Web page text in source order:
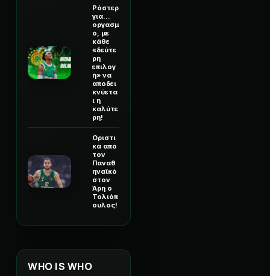
Ρόστερ
για...
οργασμ
ό, με
κάθε
«δεύτε
ρη
επιλογ
ή» να
αποδει
κνύετα
ι η
καλύτε
ρη!
Οριστι
κά από
τον
Παναθ
ηναϊκό
στον
Άρη ο
Τολιόπ
ουλος!
WHO IS WHO